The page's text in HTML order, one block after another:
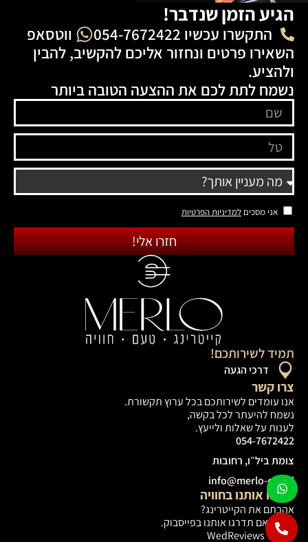
הגיע הזמן שנדבר!
התקשרו עכשיו 054-7672422
ווטסאפ
השאירו פרטים ונחזור אליכם להקשיב, להבין
ולהציע.
נשמח לתת לכם את ההצעה הטובה ביותר
אני מסכים למדיניות הפרטיות
חזרו אלי!
תמיד לשירותכם!
דרכי הגעה
צרו קשר
אנו עומדים לשירותכם בכל ערוץ תקשורת.
נשמח להיעתר לכל בקשה,
לענות על שאלות ולייעץ.
054-7672422
צומת ביל״ו, רחובות
info@merlo-c.co.il
שתפו אותנו בחוויה
אהבתם את הקייטרינג?
נשמח אם תדרגו אותנו בפייסבוק.
או גוגל WedReviews